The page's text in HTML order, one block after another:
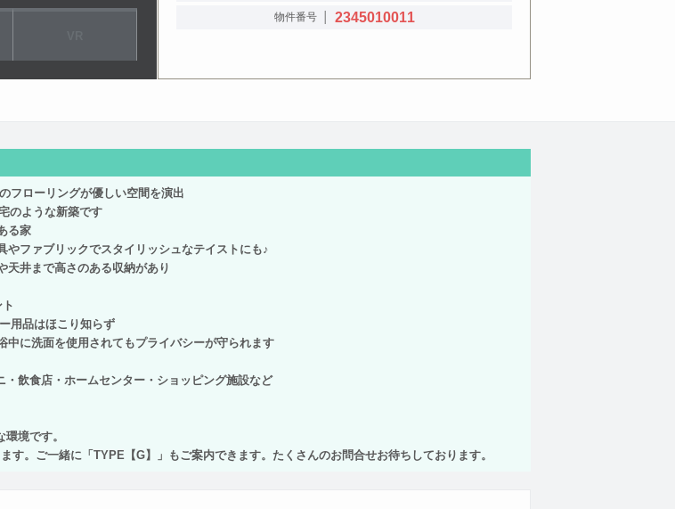
物件番号 │ 2345010011
フローリングが優しい空間を演出
のような新築です
る家
ファブリックでスタイリッシュなテイストにも♪
天井まで高さのある収納があり
用品はほこり知らず
に洗面を使用されてもプライバシーが守られます
飲食店・ホームセンター・ショッピング施設など
境です。
。ご一緒に「TYPE【G】」もご案内できます。たくさんのお問合せお待ちしております。